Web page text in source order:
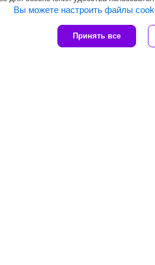
Вы можете настроить файлы
Принять все